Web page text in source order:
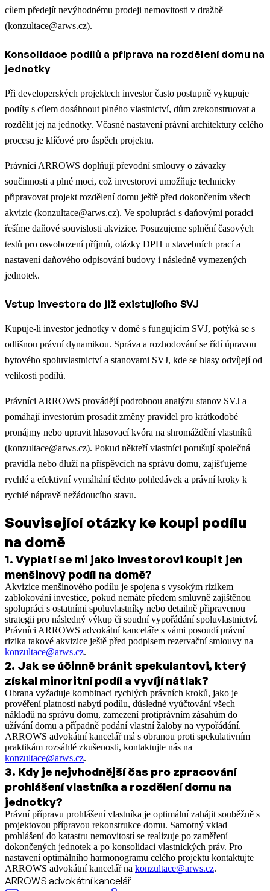
cílem předejít nevýhodnému prodeji nemovitosti v dražbě
(konzultace@arws.cz).
Konsolidace podílů a příprava na rozdělení domu na
jednotky
Při developerských projektech investor často postupně vykupuje
podíly s cílem dosáhnout plného vlastnictví, dům zrekonstruovat a
rozdělit jej na jednotky. Včasné nastavení právní architektury celého
procesu je klíčové pro úspěch projektu.
Právníci ARROWS doplňují převodní smlouvy o závazky
součinnosti a plné moci, což investorovi umožňuje technicky
připravovat projekt rozdělení domu ještě před dokončením všech
akvizic (konzultace@arws.cz). Ve spolupráci s daňovými poradci
řešíme daňové souvislosti akvizice. Posuzujeme splnění časových
testů pro osvobození příjmů, otázky DPH u stavebních prací a
nastavení daňového odpisování budovy i následně vymezených
jednotek.
Vstup investora do již existujícího SVJ
Kupuje-li investor jednotky v domě s fungujícím SVJ, potýká se s
odlišnou právní dynamikou. Správa a rozhodování se řídí úpravou
bytového spoluvlastnictví a stanovami SVJ, kde se hlasy odvíjejí od
velikosti podílů.
Právníci ARROWS provádějí podrobnou analýzu stanov SVJ a
pomáhají investorům prosadit změny pravidel pro krátkodobé
pronájmy nebo upravit hlasovací kvóra na shromáždění vlastníků
(konzultace@arws.cz). Pokud někteří vlastníci porušují společná
pravidla nebo dluží na příspěvcích na správu domu, zajišťujeme
rychlé a efektivní vymáhání těchto pohledávek a právní kroky k
rychlé nápravě nežádoucího stavu.
Související otázky ke koupi podílu
na domě
1. Vyplatí se mi jako investorovi koupit jen
menšinový podíl na domě?
Akvizice menšinového podílu je spojena s vysokým rizikem
zablokování investice, pokud nemáte předem smluvně zajištěnou
spolupráci s ostatními spoluvlastníky nebo detailně připravenou
strategii pro následný výkup či soudní vypořádání spoluvlastnictví.
Právníci ARROWS advokátní kanceláře s vámi posoudí právní
rizika takové akvizice ještě před podpisem rezervační smlouvy na
konzultace@arws.cz.
2. Jak se účinně bránit spekulantovi, který
získal minoritní podíl a vyvíjí nátlak?
Obrana vyžaduje kombinaci rychlých právních kroků, jako je
prověření platnosti nabytí podílu, důsledné vyúčtování všech
nákladů na správu domu, zamezení protiprávním zásahům do
užívání domu a případně podání vlastní žaloby na vypořádání.
ARROWS advokátní kancelář má s obranou proti spekulativním
praktikám rozsáhlé zkušenosti, kontaktujte nás na
konzultace@arws.cz.
3. Kdy je nejvhodnější čas pro zpracování
prohlášení vlastníka a rozdělení domu na
jednotky?
Právní přípravu prohlášení vlastníka je optimální zahájit souběžně s
projektovou přípravou rekonstrukce domu. Samotný vklad
prohlášení do katastru nemovitostí se realizuje po zaměření
dokončených jednotek a po konsolidaci vlastnických práv. Pro
nastavení optimálního harmonogramu celého projektu kontaktujte
ARROWS advokátní kancelář na konzultace@arws.cz.
ARROWS advokátní kancelář